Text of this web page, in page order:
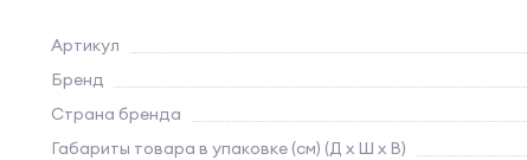
Артикул
Бренд
Страна бренда
Габариты товара в упаковке (см) (Д х Ш х В)